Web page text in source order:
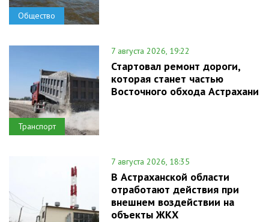
Общество
Транспорт
7 августа 2026, 19:22
Стартовал ремонт дороги,
которая станет частью
Восточного обхода Астрахани
7 августа 2026, 18:35
В Астраханской области
отработают действия при
внешнем воздействии на
объекты ЖКХ